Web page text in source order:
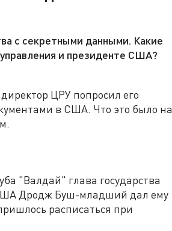
с секретными данными. Какие
и президенте США?
ЦРУ попросил его
в США. Что это было на
"Валдай" глава государства
США Дродж Буш-младший дал ему
расписаться при